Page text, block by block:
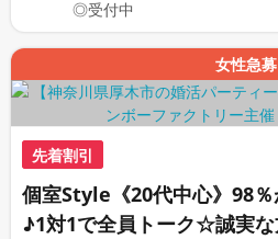
◎受付中
女性急募
先着割引
個室Style《20代中心》98
♪1対1で全員トーク☆誠実な